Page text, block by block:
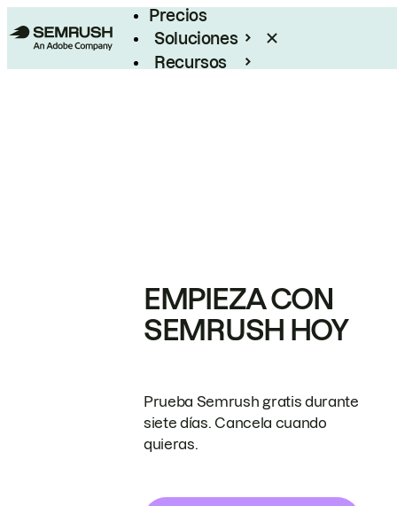
Precios
Soluciones
Recursos
EMPIEZA CON
SEMRUSH HOY
Prueba Semrush gratis durante
siete días. Cancela cuando
quieras.